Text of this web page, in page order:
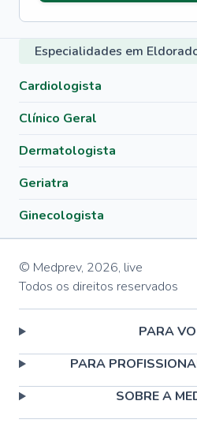
Especialidades em
Cardiologista
Clínico Geral
Dermatologista
Geriatra
Ginecologista
© Medprev, 2026, live
Todos os direitos reservados
PARA
PARA
SOBRE A